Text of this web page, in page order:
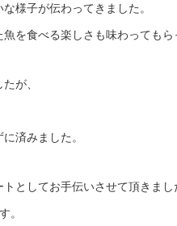
様子が伝わってきました。
を食べる楽しさも味わってもら
が、
済みました。
としてお手伝いさせて頂きまし
。